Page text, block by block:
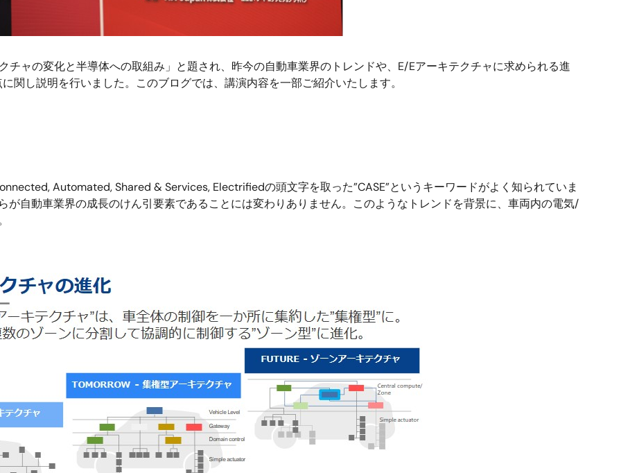
チャの変化と半導体への取組み」と題され、昨今の自動車業界のトレンドや、E/Eアーキテクチャに求められる進
関し説明を行いました。このブログでは、講演内容を一部ご紹介いたします。
Automated, Shared & Services, Electrifiedの頭文字を取った”CASE”というキーワードがよく知られていま
が自動車業界の成長のけん引要素であることには変わりありません。このようなトレンドを背景に、車両内の電気/